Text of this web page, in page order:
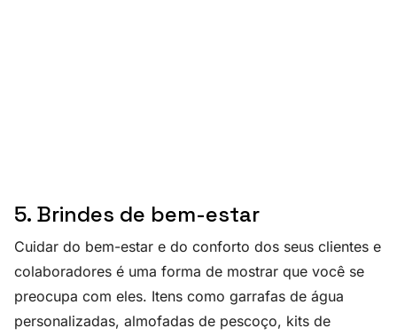
5. Brindes de bem-estar
Cuidar do bem-estar e do conforto dos seus clientes e
colaboradores é uma forma de mostrar que você se
preocupa com eles. Itens como garrafas de água
personalizadas, almofadas de pescoço, kits de